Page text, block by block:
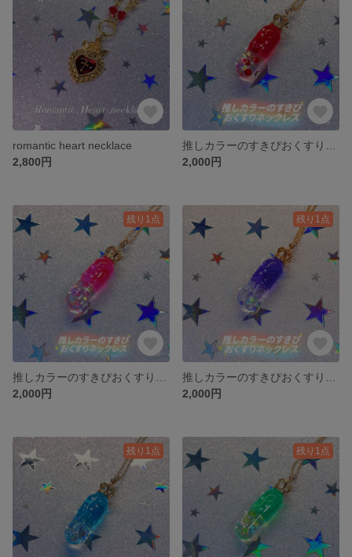
romantic heart necklace
2,800円
2,000円
残り1点
2,000円
残り1点
2,000円
残り1点 残り1点